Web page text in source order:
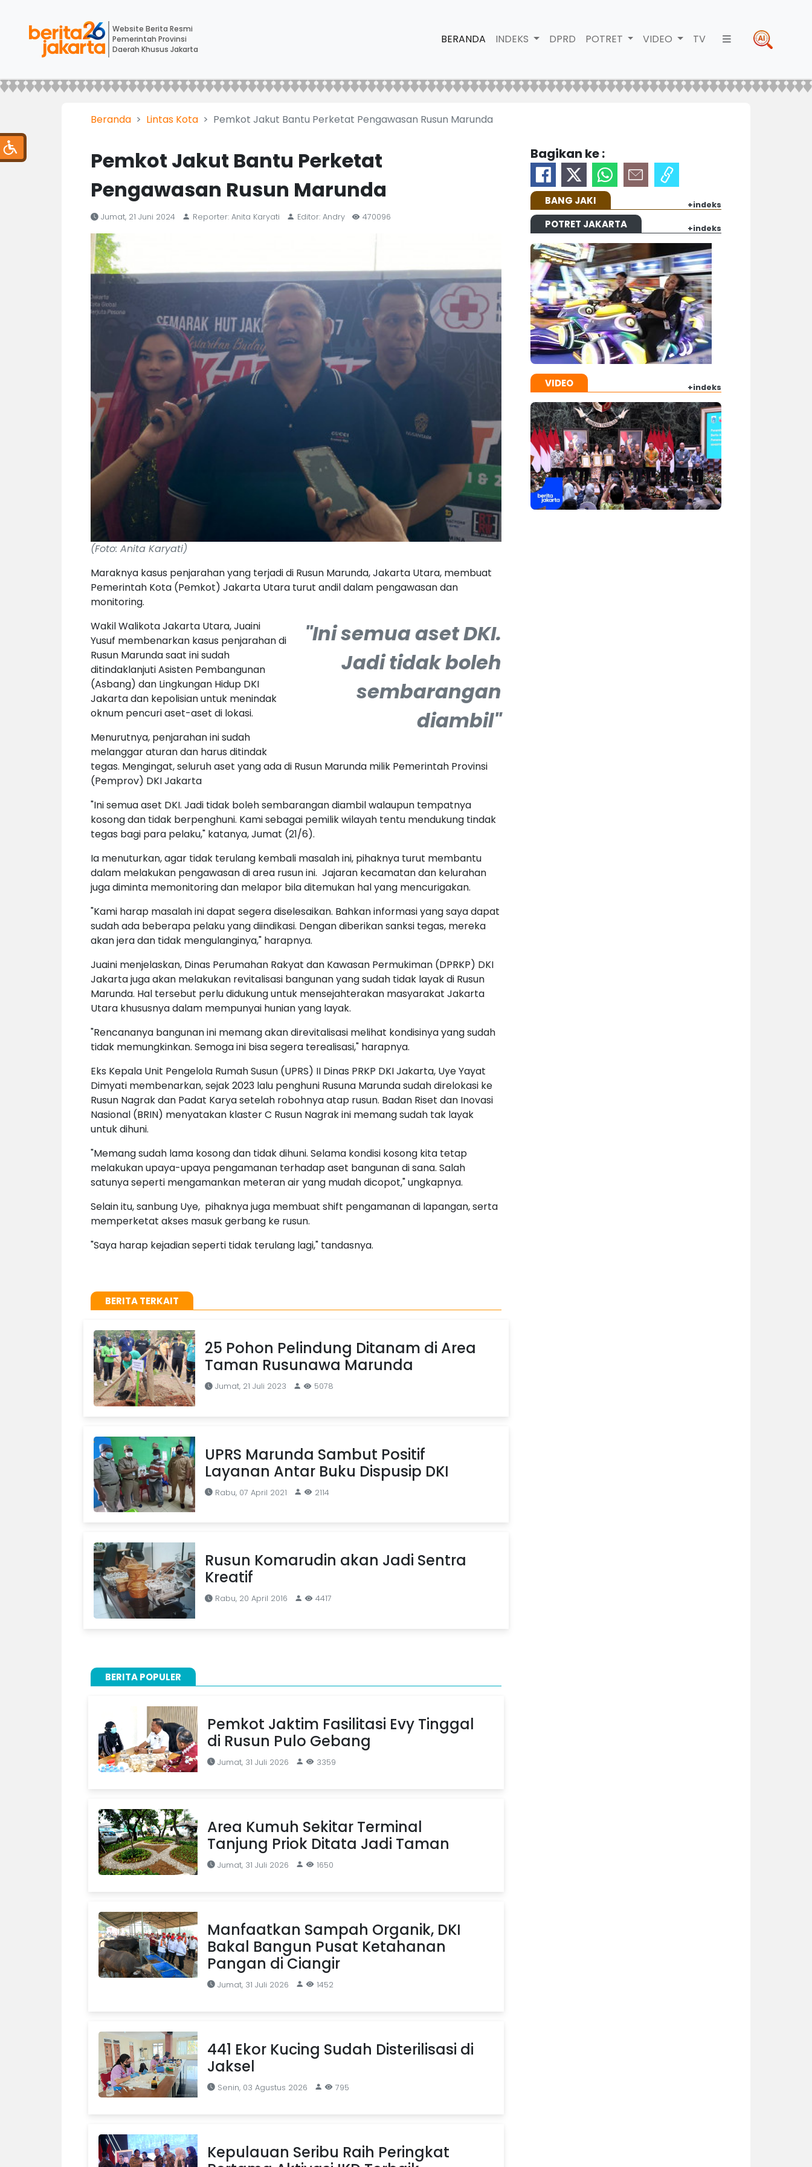
Website Berita Resmi
Pemerintah Provinsi
Daerah Khusus Jakarta
BERANDA INDEKS DPRD POTRET VIDEO TV
Beranda Lintas Kota Pemkot Jakut Bantu Perketat Pengawasan Rusun Marunda
Pemkot Jakut Bantu Perketat
Pengawasan Rusun Marunda
Jumat, 21 Juni 2024 Reporter: Anita Karyati Editor: Andry 470096
(Foto: Anita Karyati)
Maraknya kasus penjarahan yang terjadi di Rusun Marunda, Jakarta Utara, membuat
Pemerintah Kota (Pemkot) Jakarta Utara turut andil dalam pengawasan dan
monitoring.
"Ini semua aset DKI.
Jadi tidak boleh
sembarangan
diambil"
Wakil Walikota Jakarta Utara, Juaini
Yusuf membenarkan kasus penjarahan di
Rusun Marunda saat ini sudah
ditindaklanjuti Asisten Pembangunan
(Asbang) dan Lingkungan Hidup DKI
Jakarta dan kepolisian untuk menindak
oknum pencuri aset-aset di lokasi.
Menurutnya, penjarahan ini sudah
melanggar aturan dan harus ditindak
tegas. Mengingat, seluruh aset yang ada di Rusun Marunda milik Pemerintah Provinsi
(Pemprov) DKI Jakarta
"Ini semua aset DKI. Jadi tidak boleh sembarangan diambil walaupun tempatnya
kosong dan tidak berpenghuni. Kami sebagai pemilik wilayah tentu mendukung tindak
tegas bagi para pelaku," katanya, Jumat (21/6).
Ia menuturkan, agar tidak terulang kembali masalah ini, pihaknya turut membantu
dalam melakukan pengawasan di area rusun ini. Jajaran kecamatan dan kelurahan
juga diminta memonitoring dan melapor bila ditemukan hal yang mencurigakan.
"Kami harap masalah ini dapat segera diselesaikan. Bahkan informasi yang saya dapat
sudah ada beberapa pelaku yang diindikasi. Dengan diberikan sanksi tegas, mereka
akan jera dan tidak mengulanginya," harapnya.
Juaini menjelaskan, Dinas Perumahan Rakyat dan Kawasan Permukiman (DPRKP) DKI
Jakarta juga akan melakukan revitalisasi bangunan yang sudah tidak layak di Rusun
Marunda. Hal tersebut perlu didukung untuk mensejahterakan masyarakat Jakarta
Utara khususnya dalam mempunyai hunian yang layak.
"Rencananya bangunan ini memang akan direvitalisasi melihat kondisinya yang sudah
tidak memungkinkan. Semoga ini bisa segera terealisasi," harapnya.
Eks Kepala Unit Pengelola Rumah Susun (UPRS) II Dinas PRKP DKI Jakarta, Uye Yayat
Dimyati membenarkan, sejak 2023 lalu penghuni Rusuna Marunda sudah direlokasi ke
Rusun Nagrak dan Padat Karya setelah robohnya atap rusun. Badan Riset dan Inovasi
Nasional (BRIN) menyatakan klaster C Rusun Nagrak ini memang sudah tak layak
untuk dihuni.
"Memang sudah lama kosong dan tidak dihuni. Selama kondisi kosong kita tetap
melakukan upaya-upaya pengamanan terhadap aset bangunan di sana. Salah
satunya seperti mengamankan meteran air yang mudah dicopot," ungkapnya.
Selain itu, sanbung Uye, pihaknya juga membuat shift pengamanan di lapangan, serta
memperketat akses masuk gerbang ke rusun.
"Saya harap kejadian seperti tidak terulang lagi," tandasnya.
BERITA TERKAIT
25 Pohon Pelindung Ditanam di Area
Taman Rusunawa Marunda
Jumat, 21 Juli 2023 5078
UPRS Marunda Sambut Positif
Layanan Antar Buku Dispusip DKI
Rabu, 07 April 2021 2114
Rusun Komarudin akan Jadi Sentra
Kreatif
Rabu, 20 April 2016 4417
BERITA POPULER
Pemkot Jaktim Fasilitasi Evy Tinggal
di Rusun Pulo Gebang
Jumat, 31 Juli 2026 3359
Area Kumuh Sekitar Terminal
Tanjung Priok Ditata Jadi Taman
Jumat, 31 Juli 2026 1650
Manfaatkan Sampah Organik, DKI
Bakal Bangun Pusat Ketahanan
Pangan di Ciangir
Jumat, 31 Juli 2026 1452
441 Ekor Kucing Sudah Disterilisasi di
Jaksel
Senin, 03 Agustus 2026 795
Kepulauan Seribu Raih Peringkat
Bagikan ke :
BANG JAKI +indeks
POTRET JAKARTA +indeks
VIDEO +indeks